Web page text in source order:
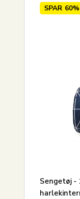
SPAR 60%
Sengetøj -